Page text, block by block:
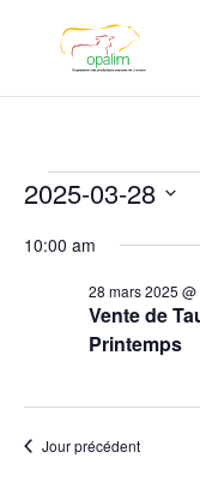
Évènements
28
mars
2025
2025-03-28
une
10:00 am
Vente de
Printemps
28 mars 2025
Jour précédent